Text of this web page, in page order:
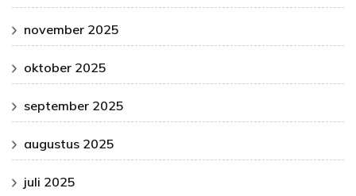
november 2025
oktober 2025
september 2025
augustus 2025
juli 2025